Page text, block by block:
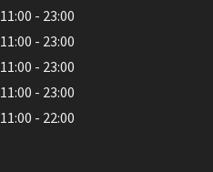
11:00 - 23:00
11:00 - 23:00
11:00 - 23:00
11:00 - 23:00
11:00 - 22:00